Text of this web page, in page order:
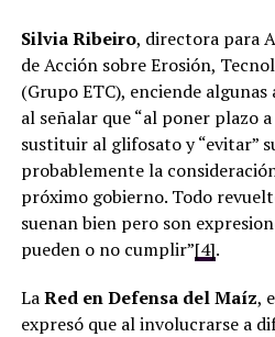
Silvia Ribeiro, directora para
de Acción sobre Erosión,
(Grupo ETC), enciende
al señalar que “al poner plazo
sustituir al glifosato y “evitar”
probablemente la
próximo gobierno. Todo
suenan bien pero son
pueden o no cumplir”[4].
LaRed en Defensa del Maíz,
expresó que al involucrarse a